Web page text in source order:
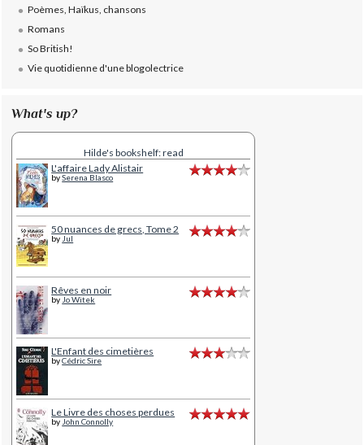
Poèmes, Haïkus, chansons
Romans
So British!
Vie quotidienne d'une blogolectrice
What's up?
Hilde's bookshelf: read
L'affaire Lady Alistair
bySerena Blasco
50 nuances de grecs, Tome 2
byJul
Rêves en noir
byJo Witek
L'Enfant des cimetières
byCédric Sire
Le Livre des choses perdues
byJohn Connolly